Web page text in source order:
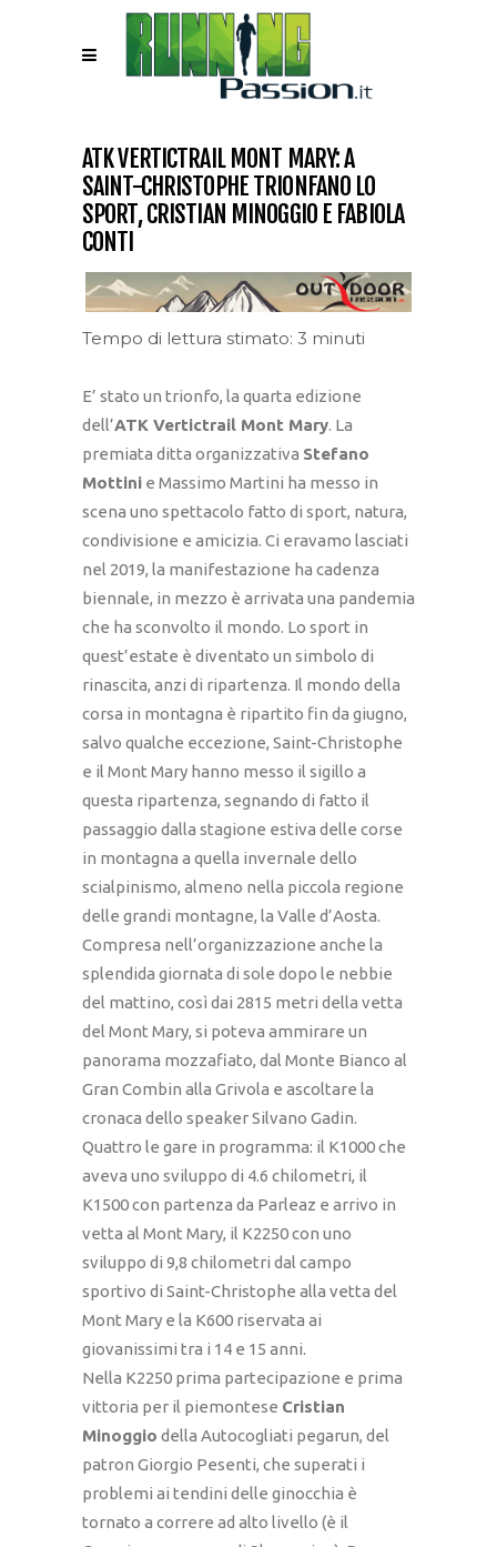
ATK VERTICTRAIL MONT MARY: A
SAINT-CHRISTOPHE TRIONFANO LO
SPORT, CRISTIAN MINOGGIO E FABIOLA
CONTI
Tempo di lettura stimato: 3 minuti
E’ stato un trionfo, la quarta edizione
dell’ATK Vertictrail Mont Mary. La
premiata ditta organizzativa Stefano
Mottini e Massimo Martini ha messo in
scena uno spettacolo fatto di sport, natura,
condivisione e amicizia. Ci eravamo lasciati
nel 2019, la manifestazione ha cadenza
biennale, in mezzo è arrivata una pandemia
che ha sconvolto il mondo. Lo sport in
quest’estate è diventato un simbolo di
rinascita, anzi di ripartenza. Il mondo della
corsa in montagna è ripartito fin da giugno,
salvo qualche eccezione, Saint-Christophe
e il Mont Mary hanno messo il sigillo a
questa ripartenza, segnando di fatto il
passaggio dalla stagione estiva delle corse
in montagna a quella invernale dello
scialpinismo, almeno nella piccola regione
delle grandi montagne, la Valle d’Aosta.
Compresa nell’organizzazione anche la
splendida giornata di sole dopo le nebbie
del mattino, così dai 2815 metri della vetta
del Mont Mary, si poteva ammirare un
panorama mozzafiato, dal Monte Bianco al
Gran Combin alla Grivola e ascoltare la
cronaca dello speaker Silvano Gadin.
Quattro le gare in programma: il K1000 che
aveva uno sviluppo di 4.6 chilometri, il
K1500 con partenza da Parleaz e arrivo in
vetta al Mont Mary, il K2250 con uno
sviluppo di 9,8 chilometri dal campo
sportivo di Saint-Christophe alla vetta del
Mont Mary e la K600 riservata ai
giovanissimi tra i 14 e 15 anni.
Nella K2250 prima partecipazione e prima
vittoria per il piemontese Cristian
Minoggio della Autocogliati pegarun, del
patron Giorgio Pesenti, che superati i
problemi ai tendini delle ginocchia è
tornato a correre ad alto livello (è il